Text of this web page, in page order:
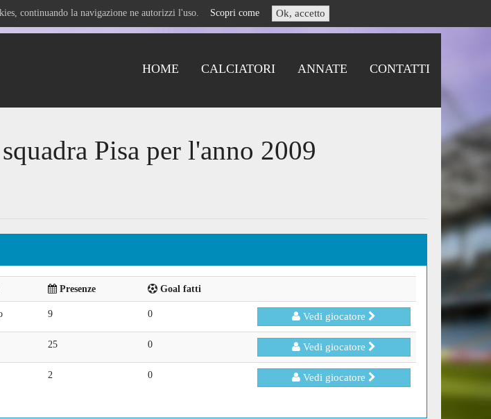
continuando la navigazione ne autorizzi l'uso. Scopri come Ok, accetto
HOME CALCIATORI ANNATE CONTATTI
Pisa per l'anno 2009
Presenze Goal fatti
9 0 Vedi giocatore
25 0 Vedi giocatore
2 0 Vedi giocatore